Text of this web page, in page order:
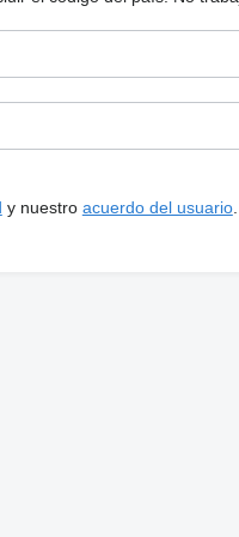
y nuestro acuerdo del usuario.